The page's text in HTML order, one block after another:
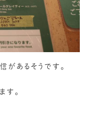
があるそうです。
す。